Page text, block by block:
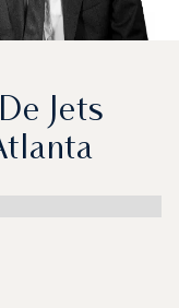
Jets